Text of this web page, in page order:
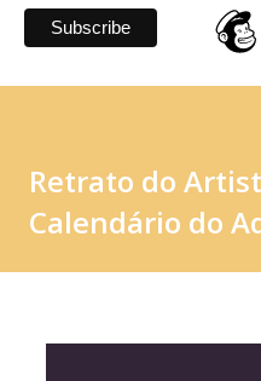
Retrato do
Calendário do